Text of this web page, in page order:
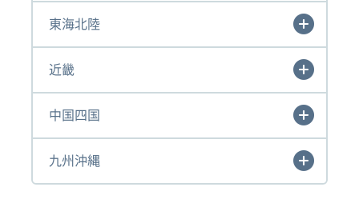
東海北陸
近畿
中国四国
九州沖縄